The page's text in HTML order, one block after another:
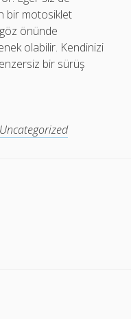
bir motosiklet
önünde
olabilir. Kendinizi
bir sürüş
Uncategorized